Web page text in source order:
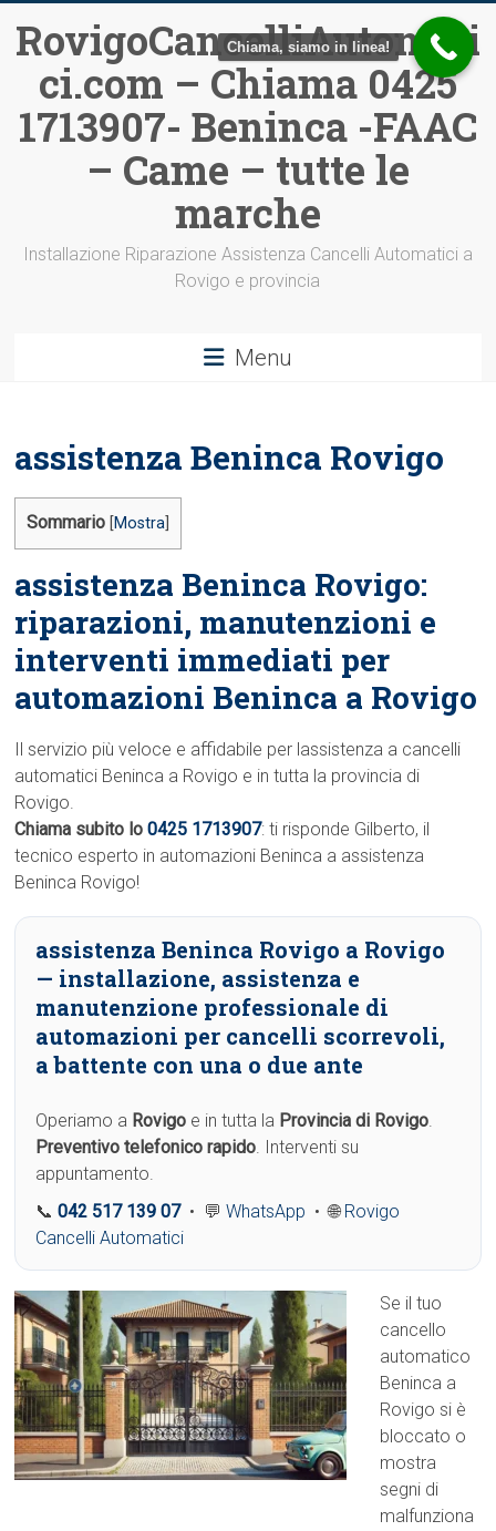
contenuto
RovigoCancelliAutomati
ci.com – Chiama 0425
1713907- Beninca -FAAC
– Came – tutte le
marche
Installazione Riparazione Assistenza Cancelli Automatici a
Rovigo e provincia
Menu
assistenza Beninca Rovigo
Sommario Mostra
assistenza Beninca Rovigo:
riparazioni, manutenzioni e
interventi immediati per
automazioni Beninca a Rovigo
Il servizio più veloce e affidabile per lassistenza a cancelli
automatici Beninca a Rovigo e in tutta la provincia di
Rovigo.
Chiama subito lo0425 1713907: ti risponde Gilberto, il
tecnico esperto in automazioni Beninca a assistenza
Beninca Rovigo!
assistenza Beninca Rovigo a Rovigo
— installazione, assistenza e
manutenzione professionale di
automazioni per cancelli scorrevoli,
a battente con una o due ante
Operiamo a Rovigo e in tutta la Provincia di Rovigo.
Preventivo telefonico rapido. Interventi su
appuntamento.
📞042 517 139 07• 💬WhatsApp • 🌐 Rovigo
Cancelli Automatici
Se il tuo
cancello
automatico
Beninca a
Rovigo si è
bloccato o
mostra
segni di
malfunziona
Chiama, siamo in linea!